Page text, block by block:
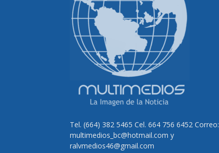
Tel. (664) 382 5465 Cel. 664 756 6452 Correo:
multimedios_bc@hotmail.com y
ralvmedios46@gmail.com